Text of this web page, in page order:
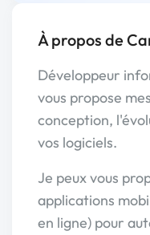
À propos de
Développeur
vous propose
conception,
vos logiciels.
Je peux vous
applications
en ligne) pour